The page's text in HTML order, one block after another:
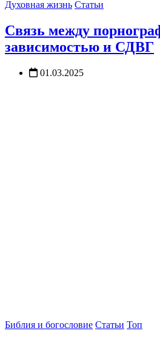
Духовная жизнь Статьи
Связь между
зависимостью и СДВГ
01.03.2025
Библия и богословие Статьи Топ